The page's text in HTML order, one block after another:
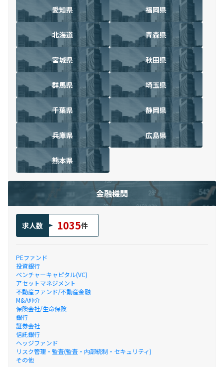
愛知県 福岡県
北海道 青森県
宮城県 秋田県
群馬県 埼玉県
千葉県 静岡県
兵庫県 広島県
熊本県
金融機関
求人数 1035件
PEファンド
投資銀行
ベンチャーキャピタル(VC)
アセットマネジメント
不動産ファンド/不動産金融
M&A仲介
保険会社/生命保険
銀行
証券会社
信託銀行
ヘッジファンド
リスク管理・監査(監査・内部統制・セキュリティ)
その他